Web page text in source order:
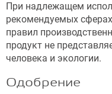
При надлежащем
рекомендуемых
правил
продукт не
человека и экологии.
Одобрение